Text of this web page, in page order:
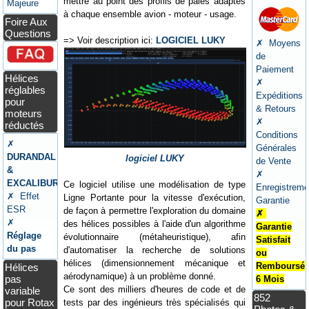
Majeure
Foire Aux
Questions
Hélices
réglables
pour
moteurs
réductés
✗
DURANDAL
&
EXCALIBUR
✗ Effet
ESR
✗
Réglage
du pas
Hélices
pas
variable
pour Rotax
à chaque ensemble avion - moteur - usage.
=> Voir description ici: LOGICIEL LUKY
logiciel LUKY
Ce logiciel utilise une modélisation de type
Ligne Portante pour la vitesse d'exécution,
de façon à permettre l'exploration du domaine
des hélices possibles à l'aide d'un algorithme
évolutionnaire (métaheuristique), afin
d'automatiser la recherche de solutions
hélices (dimensionnement mécanique et
aérodynamique) à un problème donné.
Ce sont des milliers d'heures de code et de
tests par des ingénieurs très spécialisés qui
✗ Moyens
de
Paiement
✗
Expéditions
& Retours
✗
Conditions
Générales
de Vente
✗
Garantie
✗
Garantie
Satisfait
ou
Remboursé
6 Mois
852